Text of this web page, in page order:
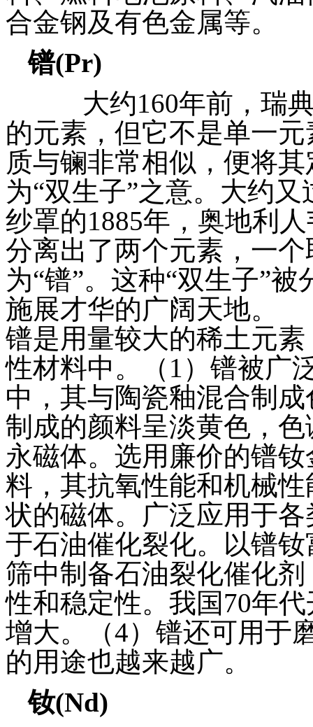
合金钢及有色金属等。
镨(Pr)
大约160年前，瑞典
的元素，但它不是单一
质与镧非常相似，便将
为“双生子”之意。大约
纱罩的1885年，奥地利
分离出了两个元素，一
为“镨”。这种“双生子”
施展才华的广阔天地。
镨是用量较大的稀土元
性材料中。（1）镨被广
中，其与陶瓷釉混合制
制成的颜料呈淡黄色，
永磁体。选用廉价的镨
料，其抗氧性能和机械
状的磁体。广泛应用于
于石油催化裂化。以镨
筛中制备石油裂化催化
性和稳定性。我国70年
增大。（4）镨还可用于
的用途也越来越广。
钕(Nd)